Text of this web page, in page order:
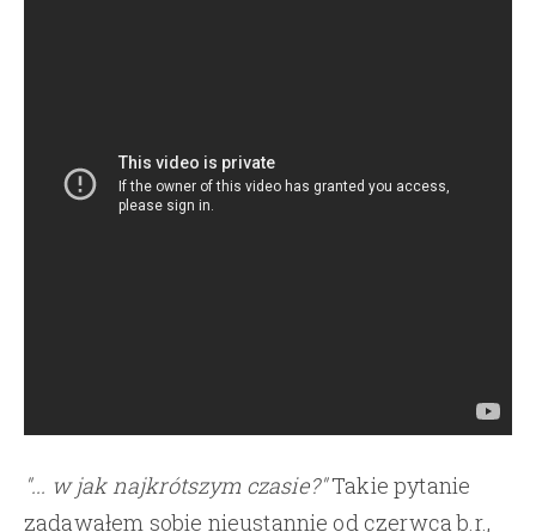
"... w jak najkrótszym czasie?"Takie pytanie
zadawałem sobie nieustannie od czerwca b.r.,